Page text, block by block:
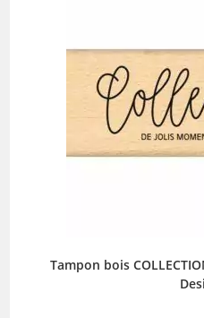
Tampon bois